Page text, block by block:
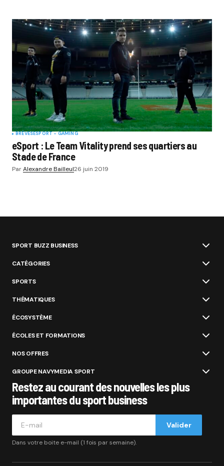
BRÈVESESPORT - GAMING
eSport : Le Team Vitality prend ses quartiers au
Stade de France
ParAlexandre Bailleul26 juin 2019
SPORT BUZZ BUSINESS
CATÉGORIES
SPORTS
THÉMATIQUES
ÉCOSYSTÈME
ÉCOLES ET FORMATIONS
NOS OFFRES
GROUPE NAVYMEDIA SPORT
Restez au courant des nouvelles les plus
importantes du sport business
Valider
Dans votre boite e-mail (1 fois par semaine).